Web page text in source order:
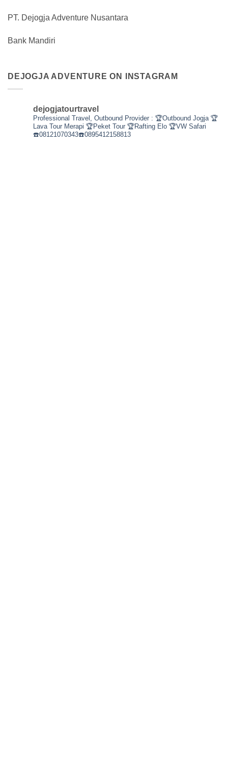
PT. Dejogja Adventure Nusantara
Bank Mandiri
DEJOGJA ADVENTURE ON INSTAGRAM
dejogjatourtravel
Professional Travel, Outbound Provider : 🏆Outbound Jogja 🏆
Lava Tour Merapi 🏆Peket Tour 🏆Rafting Elo 🏆VW Safari
☎️08121070343☎️0895412158813